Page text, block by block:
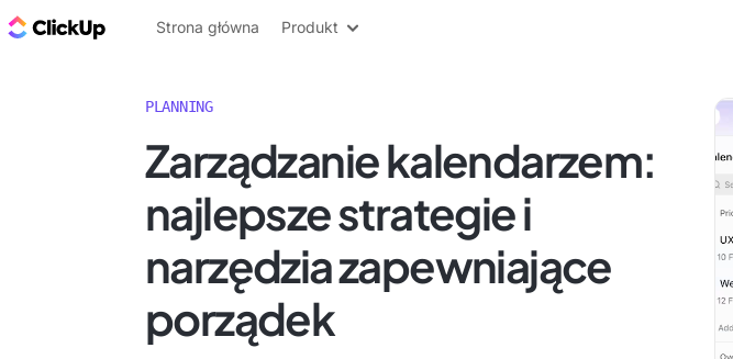
ClickUp Blog
Strona główna Produkt
PLANNING
Zarządzanie kalendarzem:
najlepsze strategie i
narzędzia zapewniające
porządek